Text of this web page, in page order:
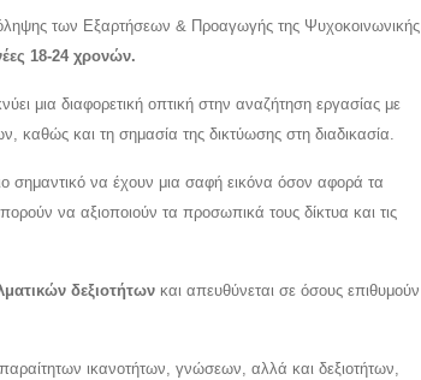
των Εξαρτήσεων & Προαγωγής της Ψυχοκοινωνικής
18-24 χρονών.
μια διαφορετική οπτική στην αναζήτηση εργασίας με
καθώς και τη σημασία της δικτύωσης στη διαδικασία.
σημαντικό να έχουν μια σαφή εικόνα όσον αφορά τα
να αξιοποιούν τα προσωπικά τους δίκτυα και τις
δεξιοτήτων και απευθύνεται σε όσους επιθυμούν
ικανοτήτων, γνώσεων, αλλά και δεξιοτήτων,